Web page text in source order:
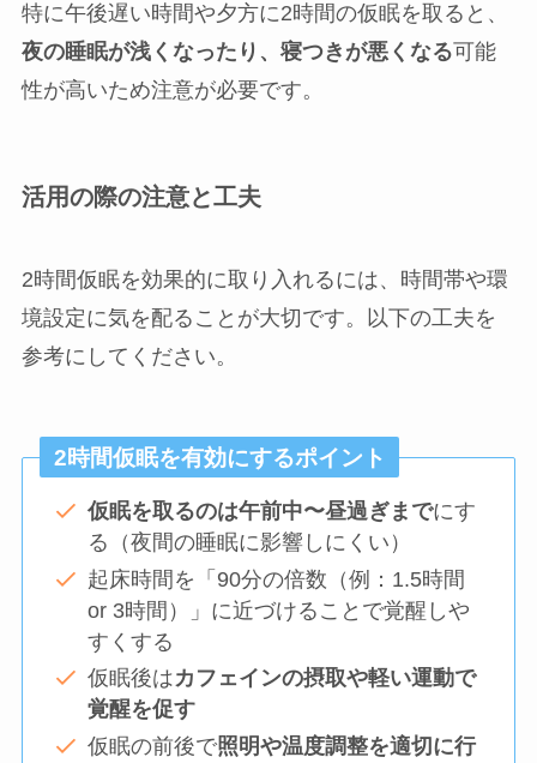
特に午後遅い時間や夕方に2時間の仮眠を取ると、
夜の睡眠が浅くなったり、寝つきが悪くなる可能
性が高いため注意が必要です。
活用の際の注意と工夫
2時間仮眠を効果的に取り入れるには、時間帯や環
境設定に気を配ることが大切です。以下の工夫を
参考にしてください。
2時間仮眠を有効にするポイント
仮眠を取るのは午前中〜昼過ぎまでにす
る（夜間の睡眠に影響しにくい）
起床時間を「90分の倍数（例：1.5時間
or 3時間）」に近づけることで覚醒しや
すくする
仮眠後はカフェインの摂取や軽い運動で
覚醒を促す
仮眠の前後で照明や温度調整を適切に行